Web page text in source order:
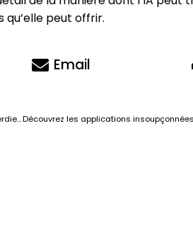
peut offrir.
Email
Les dangers d’une confiance aveugle envers ChatGPT : Et si vous perdiez plus que vous ne gagniez?